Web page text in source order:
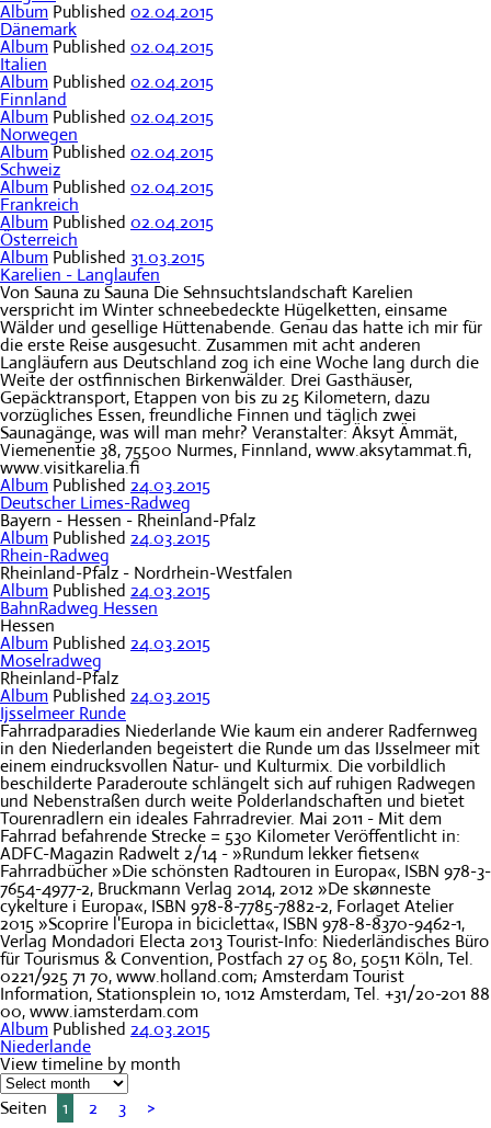
Album Published 02.04.2015
Dänemark
Album Published 02.04.2015
Italien
Album Published 02.04.2015
Finnland
Album Published 02.04.2015
Norwegen
AlbumPublished 02.04.2015
Schweiz
Album Published 02.04.2015
Frankreich
Album Published 02.04.2015
Österreich
Album Published 31.03.2015
Karelien - Langlaufen
Von Sauna zu Sauna Die Sehnsuchtslandschaft Karelien
verspricht im Winter schneebedeckte Hügelketten, einsame
Wälder und gesellige Hüttenabende. Genau das hatte ich mir für
die erste Reise ausgesucht. Zusammen mit acht anderen
Langläufern aus Deutschland zog ich eine Woche lang durch die
Weite der ostfinnischen Birkenwälder. Drei Gasthäuser,
Gepäcktransport, Etappen von bis zu 25 Kilometern, dazu
vorzügliches Essen, freundliche Finnen und täglich zwei
Saunagänge, was will man mehr? Veranstalter: Äksyt Ämmät,
Viemenentie 38, 75500 Nurmes, Finnland, www.aksytammat.fi,
www.visitkarelia.fi
Album Published 24.03.2015
Deutscher Limes-Radweg
Bayern - Hessen - Rheinland-Pfalz
Album Published 24.03.2015
Rhein-Radweg
Rheinland-Pfalz - Nordrhein-Westfalen
Album Published 24.03.2015
BahnRadweg Hessen
Hessen
Album Published 24.03.2015
Moselradweg
Rheinland-Pfalz
Album Published 24.03.2015
Ijsselmeer Runde
Fahrradparadies Niederlande Wie kaum ein anderer Radfernweg
in den Niederlanden begeistert die Runde um das IJsselmeer mit
einem eindrucksvollen Natur- und Kulturmix. Die vorbildlich
beschilderte Paraderoute schlängelt sich auf ruhigen Radwegen
und Nebenstraßen durch weite Polderlandschaften und bietet
Tourenradlern ein ideales Fahrradrevier. Mai 2011 - Mit dem
Fahrrad befahrende Strecke = 530 Kilometer Veröffentlicht in:
ADFC-Magazin Radwelt 2/14 - »Rundum lekker fietsen«
Fahrradbücher »Die schönsten Radtouren in Europa«, ISBN 978-3-
7654-4977-2, Bruckmann Verlag 2014, 2012 »De skønneste
cykelture i Europa«, ISBN 978-8-7785-7882-2, Forlaget Atelier
2015 »Scoprire l'Europa in bicicletta«, ISBN 978-8-8370-9462-1,
Verlag Mondadori Electa 2013 Tourist-Info: Niederländisches Büro
für Tourismus & Convention, Postfach 27 05 80, 50511 Köln, Tel.
0221/925 71 70, www.holland.com; Amsterdam Tourist
Information, Stationsplein 10, 1012 Amsterdam, Tel. +31/20-201 88
00, www.iamsterdam.com
Album Published 24.03.2015
Niederlande
View timeline by month
Seiten
1 2 3 >